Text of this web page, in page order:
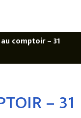
comptoir – 31
– 31